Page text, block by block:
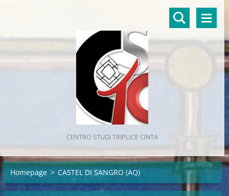
CENTRO STUDI TRIPLICE CINTA
Homepage > CASTEL DI SANGRO (AQ)